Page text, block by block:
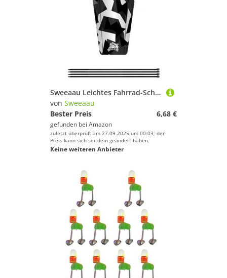
Sweeaau Leichtes Fahrrad-Schutzblech, abnehmbares Fahrrad-Schutzblech für Vorder- und Hinterrad, Mountainbike, Fahrradzubehör, Universal-Fahrräder
von Sweeaau
Bester Preis
6,68 €
gefunden bei Amazon
zuletzt überprüft am 27.09.2025 um 00:03; der
Preis kann sich seitdem geändert haben.
Keine weiteren Anbieter